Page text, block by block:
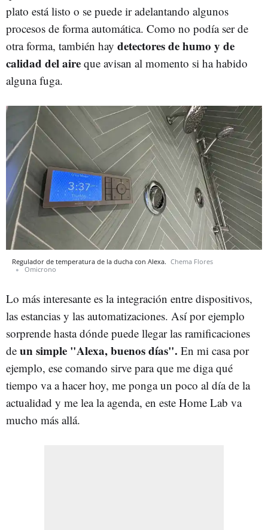
plato está listo o se puede ir adelantando algunos
procesos de forma automática. Como no podía ser de
otra forma, también hay detectores de humo y de
calidad del aire que avisan al momento si ha habido
alguna fuga.
Regulador de temperatura de la ducha con Alexa. Chema Flores
Omicrono
Lo más interesante es la integración entre dispositivos,
las estancias y las automatizaciones. Así por ejemplo
sorprende hasta dónde puede llegar las ramificaciones
de un simple "Alexa, buenos días". En mi casa por
ejemplo, ese comando sirve para que me diga qué
tiempo va a hacer hoy, me ponga un poco al día de la
actualidad y me lea la agenda, en este Home Lab va
mucho más allá.